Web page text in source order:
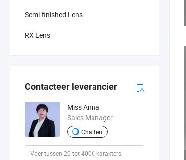
Semi-finished Lens
RX Lens
Contacteer leverancier
Miss Anna
Sales Manager
Chatten